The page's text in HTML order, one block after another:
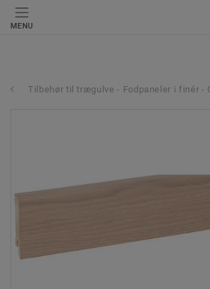
MENU
Tilbehør til trægulve - Fodpaneler i finér -